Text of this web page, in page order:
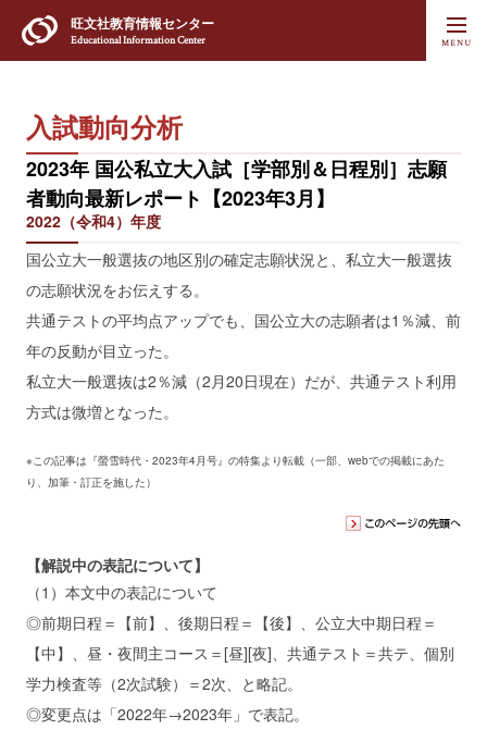
旺文社教育情報センター
Educational Information Center
入試動向分析
2023年 国公私立大入試［学部別＆日程別］志願
者動向最新レポート【2023年3月】
2022（令和4）年度
国公立大一般選抜の地区別の確定志願状況と、私立大一般選抜
の志願状況をお伝えする。
共通テストの平均点アップでも、国公立大の志願者は1％減、前
年の反動が目立った。
私立大一般選抜は2％減（2月20日現在）だが、共通テスト利用
方式は微増となった。
※この記事は『螢雪時代・2023年4月号』の特集より転載（一部、webでの掲載にあた
り、加筆・訂正を施した）
【解説中の表記について】
（1）本文中の表記について
◎前期日程＝【前】、後期日程＝【後】、公立大中期日程＝
【中】、昼・夜間主コース＝[昼][夜]、共通テスト＝共テ、個別
学力検査等（2次試験）＝2次、と略記。
◎変更点は「2022年→2023年」で表記。